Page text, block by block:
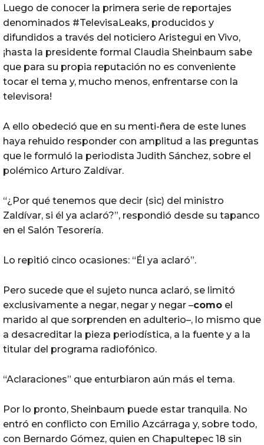
Luego de conocer la primera serie de reportajes
denominados #TelevisaLeaks, producidos y
difundidos a través del noticiero Aristegui en Vivo,
¡hasta la presidente formal Claudia Sheinbaum sabe
que para su propia reputación no es conveniente
tocar el tema y, mucho menos, enfrentarse con la
televisora!
A ello obedeció que en su menti-ñera de este lunes
haya rehuido responder con amplitud a las preguntas
que le formuló la periodista Judith Sánchez, sobre el
polémico Arturo Zaldívar.
“¿Por qué tenemos que decir (sic) del ministro
Zaldívar, si él ya aclaró?”, respondió desde su tapanco
en el Salón Tesorería.
Lo repitió cinco ocasiones: “Él ya aclaró”.
Pero sucede que el sujeto nunca aclaró, se limitó
exclusivamente a negar, negar y negar –como el
marido al que sorprenden en adulterio–, lo mismo que
a desacreditar la pieza periodística, a la fuente y a la
titular del programa radiofónico.
“Aclaraciones” que enturbiaron aún más el tema.
Por lo pronto, Sheinbaum puede estar tranquila. No
entró en conflicto con Emilio Azcárraga y, sobre todo,
con Bernardo Gómez, quien en Chapultepec 18 sin